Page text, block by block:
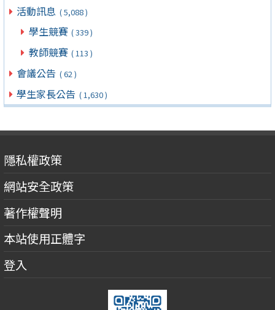
活動訊息 ( 5,088 )
學生競賽 ( 339 )
教師競賽 ( 113 )
會議公告 ( 62 )
學生家長公告 ( 1,630 )
隱私權政策
網站安全政策
著作權聲明
本站使用正體字
登入